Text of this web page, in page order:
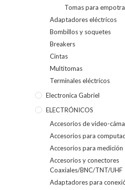
Tomas para
Adaptadores eléctricos
Bombillos y soquetes
Breakers
Cintas
Multitomas
Terminales eléctricos
Electronica Gabriel
ELECTRÓNICOS
Accesorios de video-
Accesorios para
Accesorios para medición
Accesorios y conectores
Coaxiales/BNC/TNT/UHF
Adaptadores para